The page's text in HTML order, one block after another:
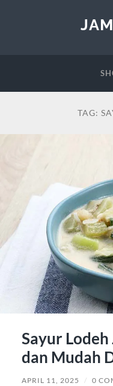
TAG:
Sayur Lodeh
dan Mudah
APRIL 11, 2025 / 0